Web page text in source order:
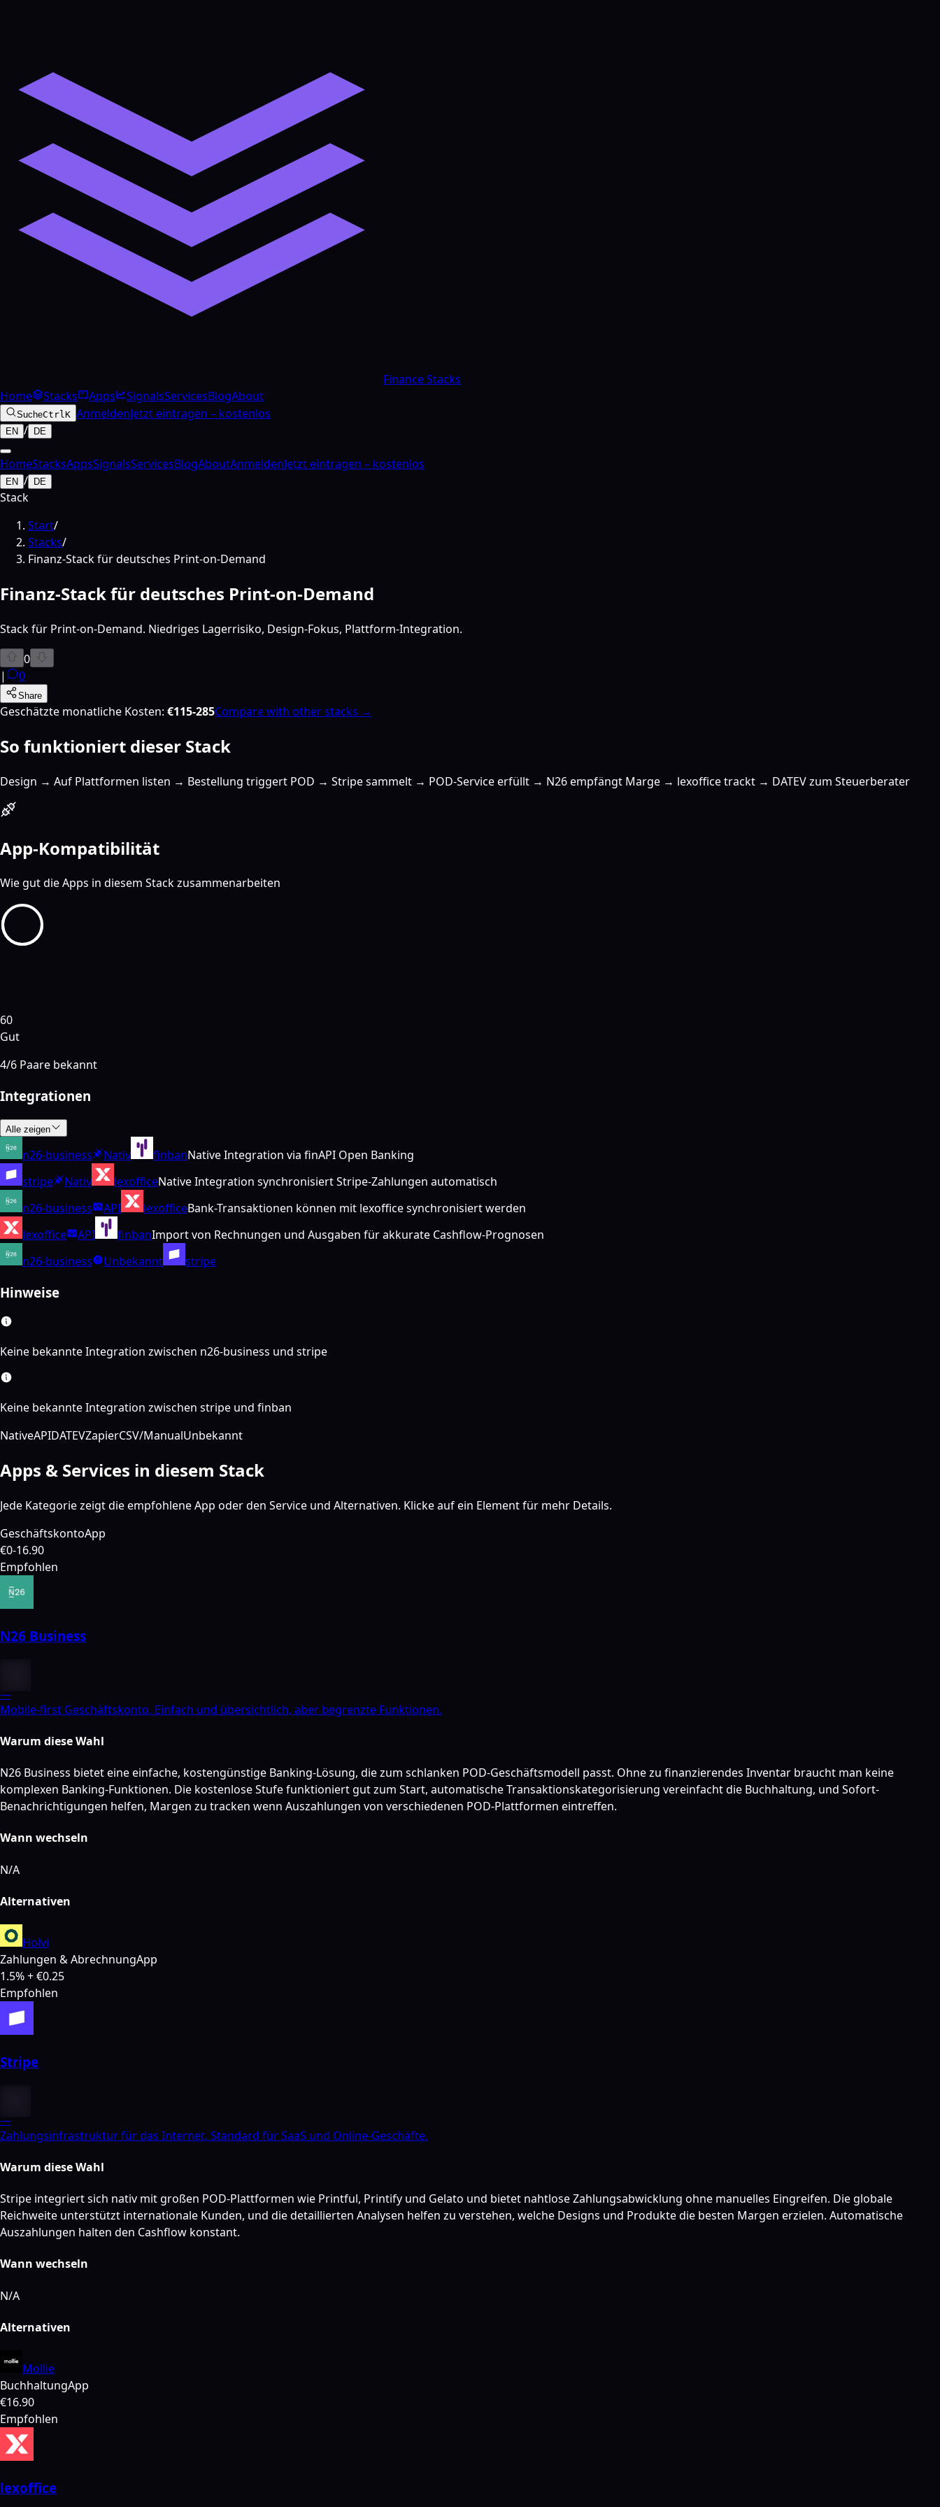
Finance Stacks
Home
Stacks Apps SignalsServicesBlogAbout
SucheCtrlK AnmeldenJetzt eintragen – kostenlos
EN / DE
HomeStacksAppsSignalsServicesBlogAboutAnmeldenJetzt eintragen – kostenlos
EN / DE
Stack
Start/
Stacks/
Finanz-Stack für deutsches Print-on-Demand
Finanz-Stack für deutsches Print-on-Demand
Stack für Print-on-Demand. Niedriges Lagerrisiko, Design-Fokus, Plattform-Integration.
0
|
0
Share
Geschätzte monatliche Kosten: €115-285Compare with other stacks →
So funktioniert dieser Stack
Design → Auf Plattformen listen → Bestellung triggert POD → Stripe sammelt → POD-Service erfüllt → N26 empfängt Marge → lexoffice trackt → DATEV zum Steuerberater
App-Kompatibilität
Wie gut die Apps in diesem Stack zusammenarbeiten
60
Gut
4/6 Paare bekannt
Integrationen
Alle zeigen
n26-business Nativ finbanNative Integration via finAPI Open Banking
stripe
Nativ lexofficeNative Integration synchronisiert Stripe-Zahlungen automatisch
n26-business
API lexofficeBank-Transaktionen können mit lexoffice synchronisiert werden
lexoffice
API finbanImport von Rechnungen und Ausgaben für akkurate Cashflow-Prognosen
n26-business
Unbekannt stripe
Hinweise
Keine bekannte Integration zwischen n26-business und stripe
Keine bekannte Integration zwischen stripe und finban
NativeAPIDATEVZapierCSV/ManualUnbekannt
Apps & Services in diesem Stack
Jede Kategorie zeigt die empfohlene App oder den Service und Alternativen. Klicke auf ein Element für mehr Details.
GeschäftskontoApp
€0-16.90
Empfohlen
N26 Business
—
Mobile-first Geschäftskonto. Einfach und übersichtlich, aber begrenzte Funktionen.
Warum diese Wahl
N26 Business bietet eine einfache, kostengünstige Banking-Lösung, die zum schlanken POD-Geschäftsmodell passt. Ohne zu finanzierendes Inventar braucht man keine
komplexen Banking-Funktionen. Die kostenlose Stufe funktioniert gut zum Start, automatische Transaktionskategorisierung vereinfacht die Buchhaltung, und Sofort-
Benachrichtigungen helfen, Margen zu tracken wenn Auszahlungen von verschiedenen POD-Plattformen eintreffen.
Wann wechseln
N/A
Alternativen
Holvi
Zahlungen & AbrechnungApp
1.5% + €0.25
Empfohlen
Stripe
—
Zahlungsinfrastruktur für das Internet. Standard für SaaS und Online-Geschäfte.
Warum diese Wahl
Stripe integriert sich nativ mit großen POD-Plattformen wie Printful, Printify und Gelato und bietet nahtlose Zahlungsabwicklung ohne manuelles Eingreifen. Die globale
Reichweite unterstützt internationale Kunden, und die detaillierten Analysen helfen zu verstehen, welche Designs und Produkte die besten Margen erzielen. Automatische
Auszahlungen halten den Cashflow konstant.
Wann wechseln
N/A
Alternativen
Mollie
BuchhaltungApp
€16.90
Empfohlen
lexoffice